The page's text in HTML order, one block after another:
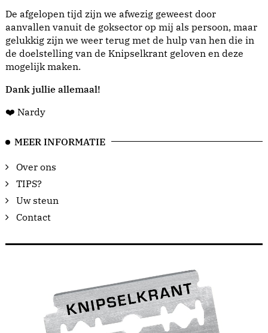
De afgelopen tijd zijn we afwezig geweest door
aanvallen vanuit de goksector op mij als persoon, maar
gelukkig zijn we weer terug met de hulp van hen die in
de doelstelling van de Knipselkrant geloven en deze
mogelijk maken.
Dank jullie allemaal!
❤️ Nardy
MEER INFORMATIE
Over ons
TIPS?
Uw steun
Contact